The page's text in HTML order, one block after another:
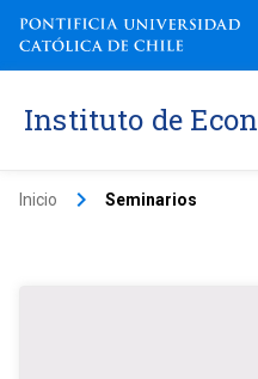
Instituto de
Inicio keyboard_arrow_right Seminarios